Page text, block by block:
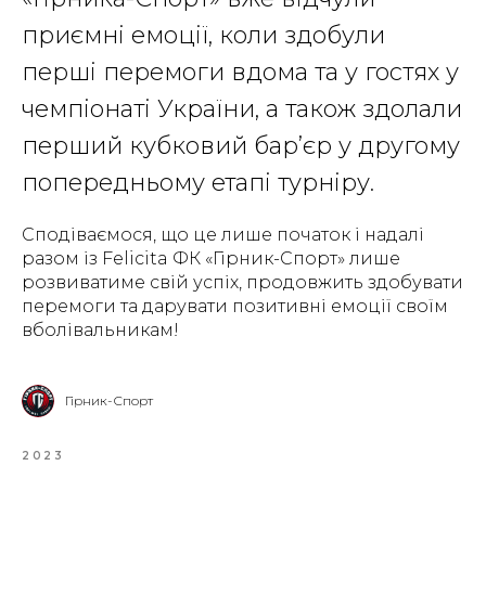
приємні емоції, коли здобули
перші перемоги вдома та у гостях у
чемпіонаті України, а також здолали
перший кубковий бар’єр у другому
попередньому етапі турніру.
Сподіваємося, що це лише початок і надалі
разом із Felicita ФК «Гірник-Спорт» лише
розвиватиме свій успіх, продовжить здобувати
перемоги та дарувати позитивні емоції своїм
вболівальникам!
Гірник-Спорт
2023